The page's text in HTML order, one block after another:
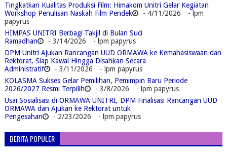
Tingkatkan Kualitas Produksi Film: Himakom Unitri Gelar Kegiatan
Workshop Penulisan Naskah Film Pendek
- 4/11/2026
- lpm
papyrus
HIMPAS UNITRI Berbagi Takjil di Bulan Suci
Ramadhan
- 3/14/2026
- lpm papyrus
DPM Unitri Ajukan Rancangan UUD ORMAWA ke Kemahasiswaan dan
Rektorat, Siap Kawal Hingga Disahkan Secara
Administratif
- 3/11/2026
- lpm papyrus
KOLASMA Sukses Gelar Pemilihan, Pemimpin Baru Periode
2026/2027 Resmi Terpilih
- 3/8/2026
- lpm papyrus
Usai Sosialisasi di ORMAWA UNITRI, DPM Finalisasi Rancangan UUD
ORMAWA dan Ajukan ke Rektorat untuk
Pengesahan
- 2/23/2026 - lpm papyrus
BERITA POPULER